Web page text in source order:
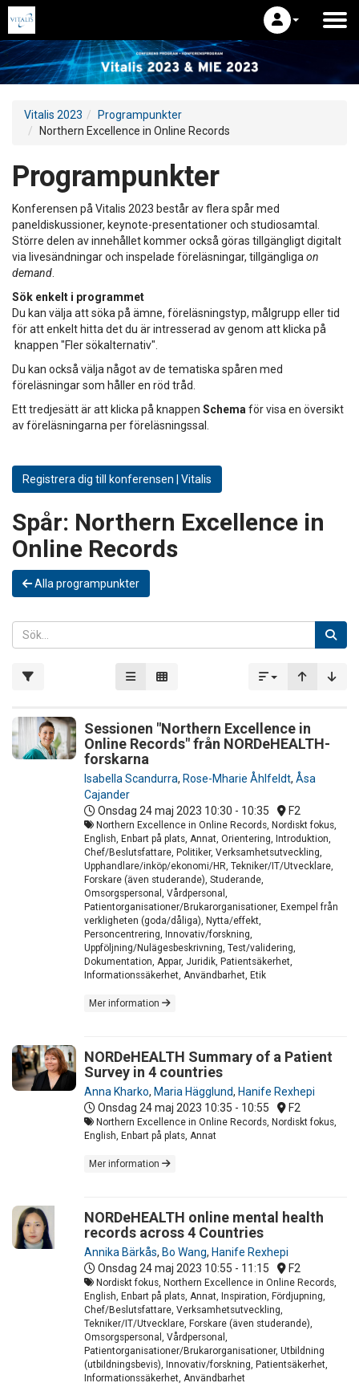
Vitalis 2023
Programpunkter
Northern Excellence in Online Records
Programpunkter
Konferensen på Vitalis 2023 består av flera spår med
paneldiskussioner, keynote-presentationer och studiosamtal.
Större delen av innehållet kommer också göras tillgängligt digitalt
via livesändningar och inspelade föreläsningar, tillgängliga on
demand
Sök enkelt i programmet
Du kan välja att söka på ämne, föreläsningstyp, målgrupp eller tid
för att enkelt hitta det du är intresserad av genom att klicka på
knappen "Fler sökalternativ".
Du kan också välja något av de tematiska spåren med
föreläsningar som håller en röd tråd.
Ett tredjesätt är att klicka på knappen Schema för visa en översikt
av föreläsningarna per föreläsningssal.
Registrera dig till konferensen | Vitalis
Spår: Northern Excellence in
Online Records
Alla programpunkter
Sessionen "Northern Excellence in
Online Records" från NORDeHEALTH-
forskarna
Isabella Scandurra, Rose-Mharie Åhlfeldt, Åsa
Cajander
Onsdag 24 maj 2023 10:30 - 10:35 F2
Northern Excellence in Online Records, Nordiskt fokus,
English, Enbart på plats, Annat, Orientering, Introduktion,
Chef/Beslutsfattare, Politiker, Verksamhetsutveckling,
Upphandlare/inköp/ekonomi/HR, Tekniker/IT/Utvecklare,
Forskare (även studerande), Studerande,
Omsorgspersonal, Vårdpersonal,
Patientorganisationer/Brukarorganisationer, Exempel från
verkligheten (goda/dåliga), Nytta/effekt,
Personcentrering, Innovativ/forskning,
Uppföljning/Nulägesbeskrivning, Test/validering,
Dokumentation, Appar, Juridik, Patientsäkerhet,
Informationssäkerhet, Användbarhet, Etik
Mer information
NORDeHEALTH Summary of a Patient
Survey in 4 countries
Anna Kharko, Maria Hägglund, Hanife Rexhepi
Onsdag 24 maj 2023 10:35 - 10:55 F2
Northern Excellence in Online Records, Nordiskt fokus,
English, Enbart på plats, Annat
Mer information
NORDeHEALTH online mental health
records across 4 Countries
Annika Bärkås, Bo Wang, Hanife Rexhepi
Onsdag 24 maj 2023 10:55 - 11:15 F2
Nordiskt fokus, Northern Excellence in Online Records,
English, Enbart på plats, Annat, Inspiration, Fördjupning,
Chef/Beslutsfattare, Verksamhetsutveckling,
Tekniker/IT/Utvecklare, Forskare (även studerande),
Omsorgspersonal, Vårdpersonal,
Patientorganisationer/Brukarorganisationer, Utbildning
(utbildningsbevis), Innovativ/forskning, Patientsäkerhet,
Informationssäkerhet, Användbarhet